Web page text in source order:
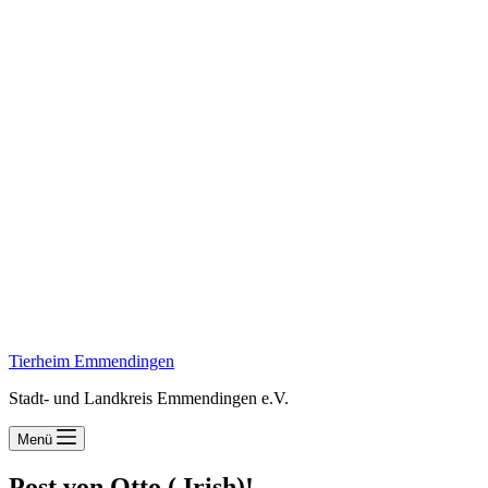
Tierheim Emmendingen
Stadt- und Landkreis Emmendingen e.V.
Menü